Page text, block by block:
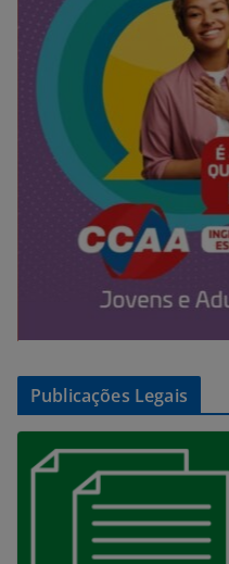
Publicações Legais